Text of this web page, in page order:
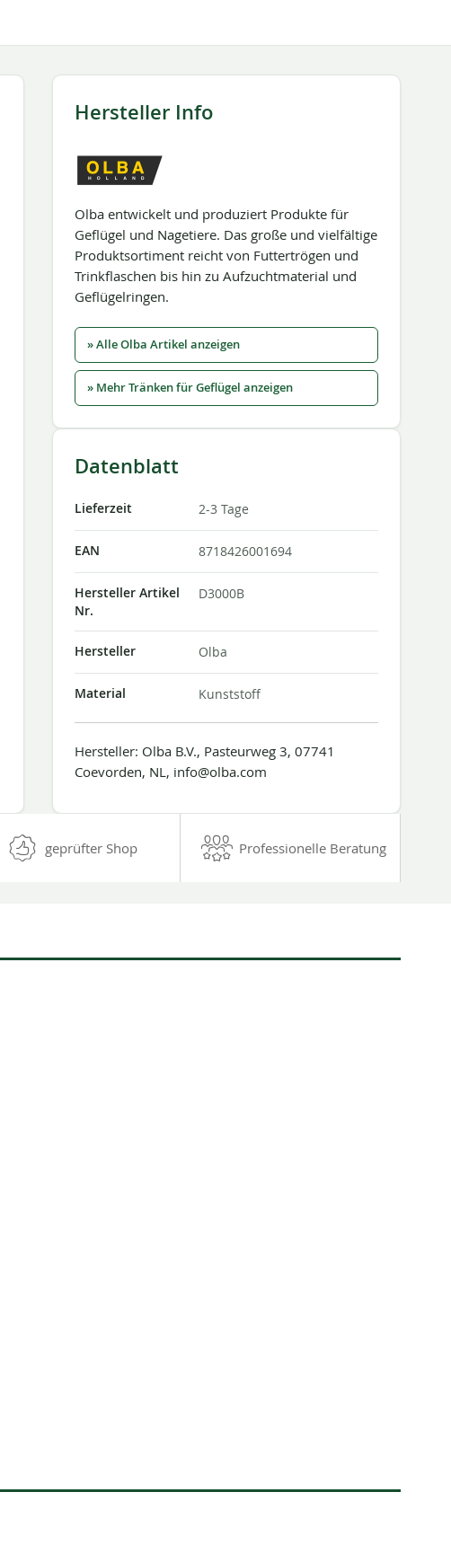
Hersteller Info
Olba entwickelt und produziert Produkte für
Geflügel und Nagetiere. Das große und vielfältige
Produktsortiment reicht von Futtertrögen und
Trinkflaschen bis hin zu Aufzuchtmaterial und
Geflügelringen.
» Alle Olba Artikel anzeigen
» Mehr Tränken für Geflügel anzeigen
Datenblatt
Lieferzeit 2-3 Tage
EAN 8718426001694
Hersteller Artikel
Nr.
D3000B
Hersteller Olba
Material Kunststoff
Hersteller: Olba B.V., Pasteurweg 3, 07741
Coevorden, NL, info@olba.com
geprüfter Shop Professionelle Beratung